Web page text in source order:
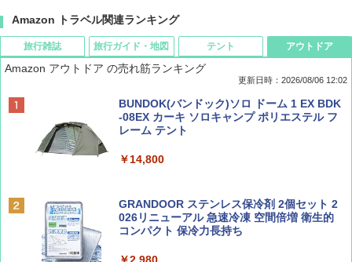
Amazon トラベル関連ランキング
旅行雑誌
ディズニーファン ２０２６年 ９月号 [雑
誌] (ＤＩＳＮＥＹ ＦＡＮ)
Coyote No.89 特集 星野道夫 夢見る旅
￥1,540
旅行ガイド・地図
D40 地球の歩き方 チェンマイ タイ北部の魅
力的な町 2026～2027 地球の歩き方D アジア
A09 地球の歩き方 イタリア 2026～2027 地
球の歩き方A ヨーロッパ
テント
[キャンパーズコレクション 山善] ポップアッ
プテント 傘みたいに広げて畳める パッとサ
ッとサンシェード キューブ フルクローズ メ
&ハイキング カーキ PATC-150(KH)
PYKES PEAK (パイクスピーク) 着替えテン
人用 折りたたみ 防災グッズ 災害用トイレ ビ
アウトドア
Amazon アウトドア の売れ筋ランキング
更新日時：2026/08/06 12:02
BUNDOK(バンドック)ソロ ドーム 1 EX BDK
-08EX カーキ ソロキャンプ ポリエステル フ
レーム テント
￥14,800
GRANDOOR ステンレス保冷剤 2個セット 2
026リニューアル 急速冷凍 空間倍増 衛生的
コンパクト 保冷力長持ち